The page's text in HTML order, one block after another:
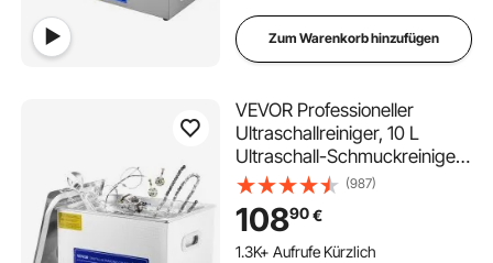
Zum Warenkorb hinzufügen
VEVOR Professioneller
Ultraschallreiniger, 10 L
Ultraschall-Schmuckreiniger
mit digitalem Timer und
Heizung, Edelstahl-Industrie-
Schallreiniger 40 kHz für
Brillen, Uhren, Ringe,
(987)
10890€
1.3K+ Aufrufe Kürzlich